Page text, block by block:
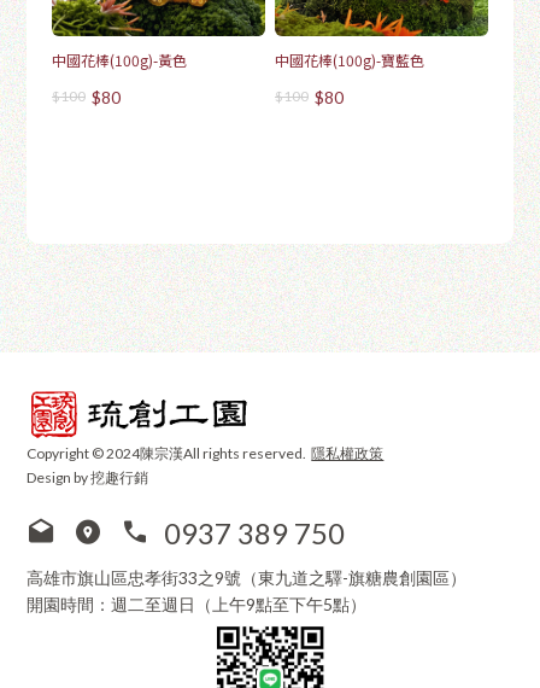
中國花棒(100g)-黃色
$100 $80
中國花棒(100g)-寶藍色
$100 $80
Copyright © 2024陳宗漢All rights reserved.隱私權政策
Design by 挖趣行銷
0937 389 750
高雄市旗山區忠孝街33之9號（東九道之驛-旗糖農創園區）
開園時間：週二至週日（上午9點至下午5點）